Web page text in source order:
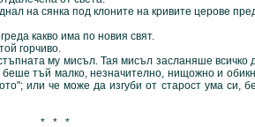
на сянка под клоните на кривите церове
какво има по новия свят.
горчиво.
му мисъл. Тая мисъл засланяше всичко
тъй малко, незначително, нищожно и
или че може да изгуби от старост ума си,
* * *